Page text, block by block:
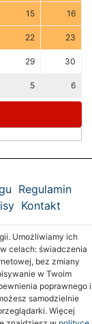
15 16
22 23
29 30
5 6
Regulamin
Kontakt
Umożliwiamy ich
celach: świadczenia
bez zmiany
w Twoim
poprawnego i
samodzielnie
Więcej